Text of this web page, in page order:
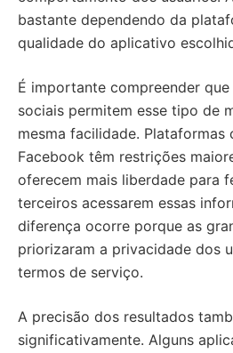
bastante dependendo da
qualidade do aplicativo
É importante compreender
sociais permitem esse tipo de
mesma facilidade. Plataformas
Facebook têm restrições
oferecem mais liberdade para
terceiros acessarem essas
diferença ocorre porque as
priorizaram a privacidade dos
termos de serviço.
A precisão dos resultados
significativamente. Alguns